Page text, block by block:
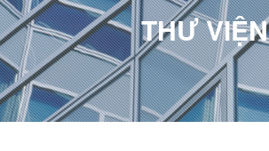
THƯ VIỆN